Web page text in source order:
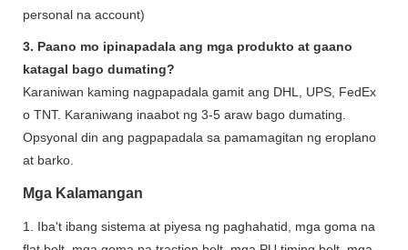
personal na account)
3. Paano mo ipinapadala ang mga produkto at gaano
katagal bago dumating?
Karaniwan kaming nagpapadala gamit ang DHL, UPS, FedEx
o TNT. Karaniwang inaabot ng 3-5 araw bago dumating.
Opsyonal din ang pagpapadala sa pamamagitan ng eroplano
at barko.
Mga Kalamangan
1. Iba't ibang sistema at piyesa ng paghahatid, mga goma na